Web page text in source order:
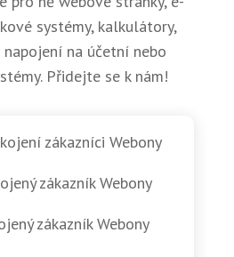
systémy, kalkulátory,
na účetní nebo
Přidejte se k nám!